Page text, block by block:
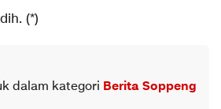
(*)
dalam kategori Berita Soppeng